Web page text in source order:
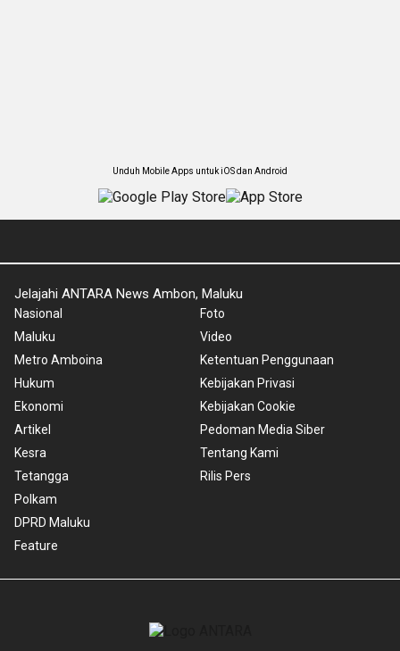
Unduh Mobile Apps untuk iOS dan Android
Jelajahi ANTARA News Ambon, Maluku
Nasional
Maluku
Metro Amboina
Hukum
Ekonomi
Artikel
Kesra
Tetangga
Polkam
DPRD Maluku
Feature
Foto
Video
Ketentuan Penggunaan
Kebijakan Privasi
Kebijakan Cookie
Pedoman Media Siber
Tentang Kami
Rilis Pers